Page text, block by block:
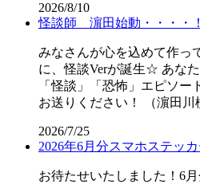
2026/8/10
怪談師 濵田始動・・・・！
みなさんが心を込めて作っ
に、怪談Verが誕生☆ あな
「怪談」「恐怖」エピソ
お送りください！ （濵田
2026/7/25
2026年6月分スマホステッ
お待たせいたしました！6